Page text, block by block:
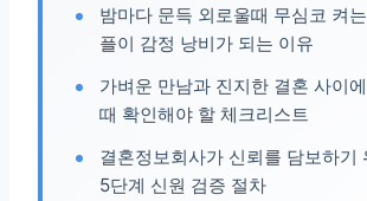
밤마다 문득 외로울때 무심코 켜
플이 감정 낭비가 되는 이유
가벼운 만남과 진지한 결혼 사이
때 확인해야 할 체크리스트
결혼정보회사가 신뢰를 담보하기
5단계 신원 검증 절차